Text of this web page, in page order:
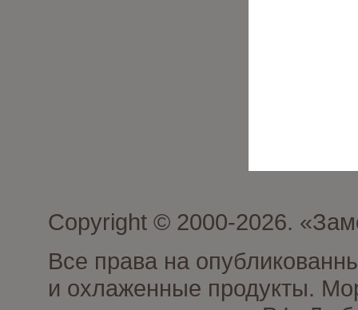
Copyright © 2000-2026.
Все права на
и охлаженные продукты.